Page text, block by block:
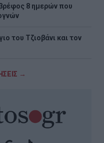
8 ημερών που
του Τζιοβάνι και τον
→